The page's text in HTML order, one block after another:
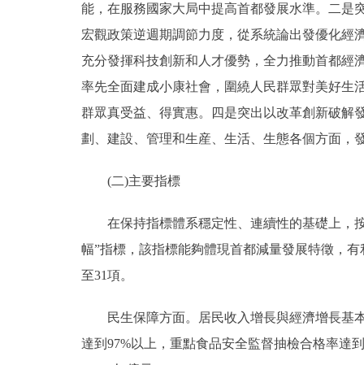
能，在服務國家大局中提高首都發展水準。二是
宏觀政策逆週期調節力度，從系統論出發優化經
充分發揮科技創新和人才優勢，全力推動首都經
率先全面建成小康社會，圍繞人民群眾對美好生
群眾真受益、得實惠。四是突出以改革創新破解
劃、建設、管理和生産、生活、生態各個方面，
(二)主要指標
在保持指標體系穩定性、連續性的基礎上，按
幅”指標，該指標能夠體現首都減量發展特徵，
至31項。
民生保障方面。居民收入增長與經濟增長基本
達到97%以上，重點食品安全監督抽檢合格率達